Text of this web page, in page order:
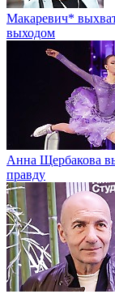
Макаревич*
выходом
Анна Щербакова
правду